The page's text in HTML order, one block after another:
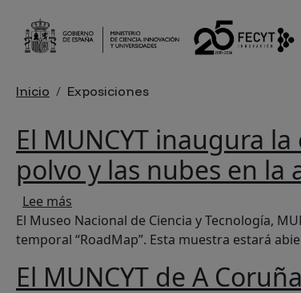
Sobrescribir enlaces
Inicio Exposiciones
El MUNCYT inaugura
polvo y las nubes en la
Lee más
El Museo Nacional de Ciencia y Tecnología,
temporal “RoadMap”. Esta muestra estará
El MUNCYT de A